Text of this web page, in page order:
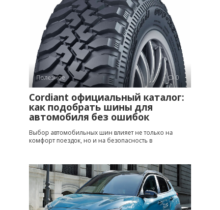
Полезное 0
Cordiant официальный каталог:
как подобрать шины для
автомобиля без ошибок
Выбор автомобильных шин влияет не только на
комфорт поездок, но и на безопасность в